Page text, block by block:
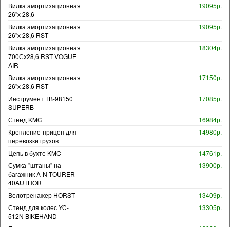
Вилка амортизационная
26"х 28,6
19095р.
Вилка амортизационная
26"х 28,6 RST
19095р.
Вилка амортизационная
700Сх28,6 RST VOGUE
AIR
18304р.
Вилка амортизационная
26"х 28,6 RST
17150р.
Инструмент TB-98150
SUPERB
17085р.
Стенд KMC
16984р.
Крепление-прицеп для
перевозки грузов
14980р.
Цепь в бухте KMC
14761р.
Сумка-"штаны" на
багажник A-N TOURER
40AUTHOR
13900р.
Велотренажер HORST
13409р.
Стенд для колес YC-
512N BIKEHAND
13305р.